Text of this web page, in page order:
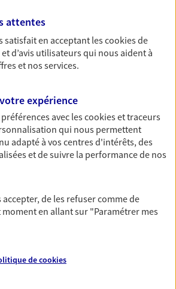
Vernet Dias
Franklin Delano Roosevelt,
NOUS CONTACTER
attentes
satisfait en acceptant lescookiesde
d’avis utilisateurs qui nous aident à
et nos services.
expérience
avec lescookies et traceurs
qui nous permettent
adapté à vos centres d'intérêts, des
et de suivre la performance de nos
accepter, de les refuser comme de
en allant sur "Paramétrer mes
decookies